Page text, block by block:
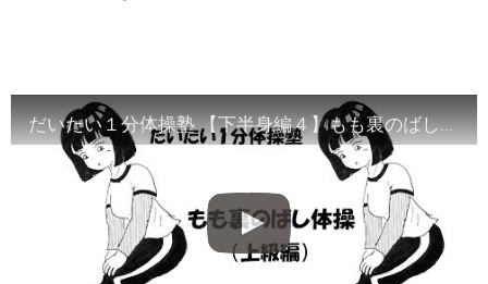
だいたい１分体操塾 【下半身編４】もも裏のばし体操上級バージョン